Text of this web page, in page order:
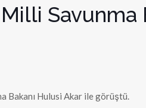
Savunma
Bakanı Hulusi Akar ile görüştü.